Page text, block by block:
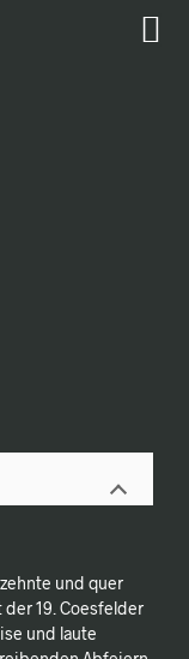
und quer
19. Coesfelder
und laute